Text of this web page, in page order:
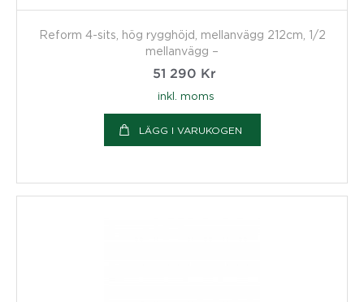
Reform 4-sits, hög rygghöjd, mellanvägg 212cm, 1/2
mellanvägg –
51 290 Kr
inkl. moms
LÄGG I VARUKOGEN